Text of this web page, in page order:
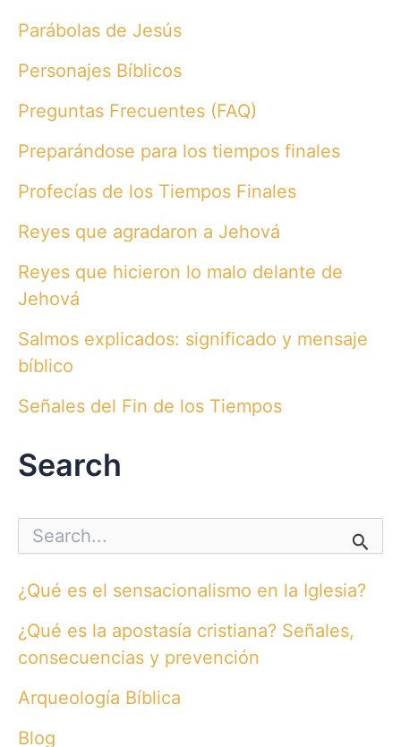
Parábolas de Jesús
Personajes Bíblicos
Preguntas Frecuentes (FAQ)
Preparándose para los tiempos finales
Profecías de los Tiempos Finales
Reyes que agradaron a Jehová
Reyes que hicieron lo malo delante de
Jehová
Salmos explicados: significado y mensaje
bíblico
Señales del Fin de los Tiempos
Search
c
f
o
r
¿Qué es el sensacionalismo en la Iglesia?
¿Qué es la apostasía cristiana? Señales,
consecuencias y prevención
Arqueología Bíblica
Blog